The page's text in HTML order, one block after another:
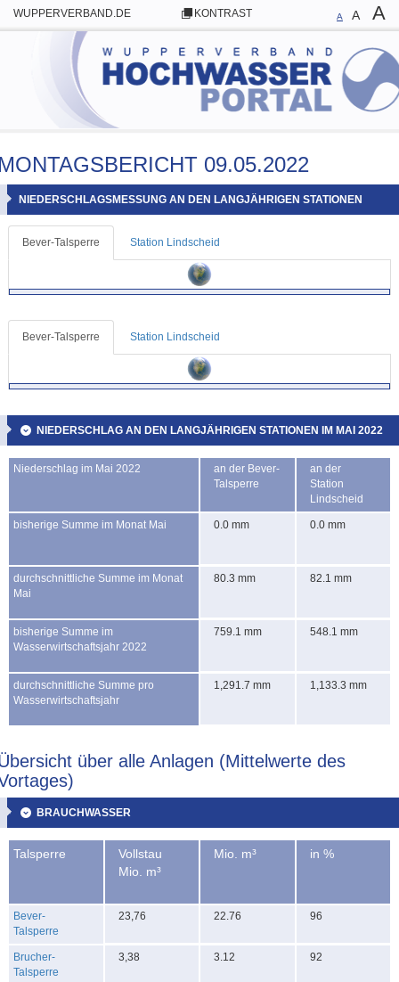
WUPPERVERBAND.DE KONTRAST A A A
09.05.2022
NIEDERSCHLAGSMESSUNG AN DEN LANGJÄHRIGEN STATIONEN
Bever-Talsperre Station Lindscheid
Bever-Talsperre Station Lindscheid
NIEDERSCHLAG AN DEN LANGJÄHRIGEN STATIONEN IM MAI 2022
Niederschlag im Mai 2022
an der Bever-
Talsperre
an der
Station
Lindscheid
bisherige Summe im Monat Mai 0.0 mm 0.0 mm
durchschnittliche Summe im Monat
Mai
80.3 mm 82.1 mm
bisherige Summe im
Wasserwirtschaftsjahr 2022
759.1 mm 548.1 mm
durchschnittliche Summe pro
Wasserwirtschaftsjahr
1,291.7 mm 1,133.3 mm
über alle Anlagen (Mittelwerte des
BRAUCHWASSER
Talsperre
Vollstau
Mio. m³
Mio. m³ in %
Bever-
Talsperre
23,76 22.76 96
Brucher-
Talsperre
3,38 3.12 92